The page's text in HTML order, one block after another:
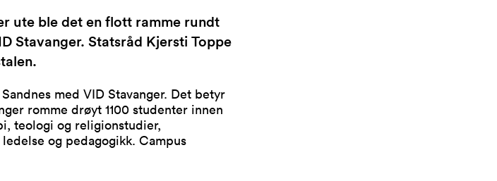
ute ble det en flott ramme rundt
Stavanger. Statsråd Kjersti Toppe
med VID Stavanger. Det betyr
romme drøyt 1100 studenter innen
teologi og religionstudier,
og pedagogikk. Campus